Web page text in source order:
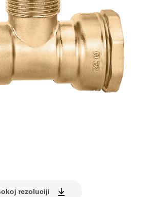
rezoluciji